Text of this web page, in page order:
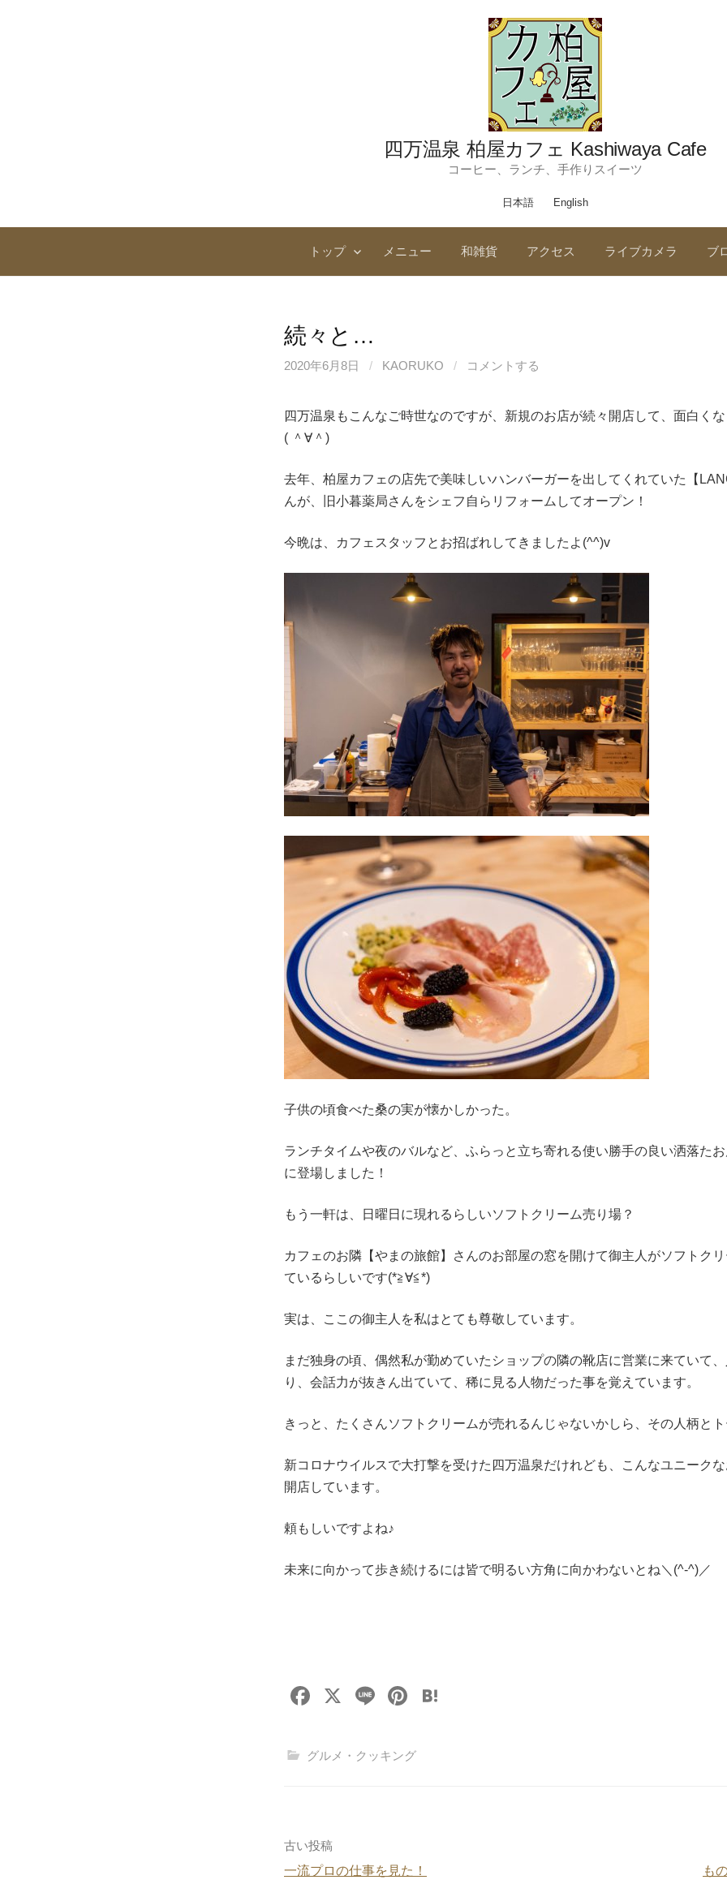
四万温泉 柏屋カフェ Kashiwaya Cafe
コーヒー、ランチ、手作りスイーツ
日本語 English
トップ メニュー 和雑貨 アクセス ライブカメラ ブ
続々と…
2020年6月8日 / KAORUKO / コメントする
四万温泉もこんなご時世なのですが、新規のお店が続々開店して、面白く
( ＾∀＾)
去年、柏屋カフェの店先で美味しいハンバーガーを出してくれていた【
んが、旧小暮薬局さんをシェフ自らリフォームしてオープン！
今晩は、カフェスタッフとお招ばれしてきましたよ(^^)v
子供の頃食べた桑の実が懐かしかった。
ランチタイムや夜のバルなど、ふらっと立ち寄れる使い勝手の良い洒落た
に登場しました！
もう一軒は、日曜日に現れるらしいソフトクリーム売り場？
カフェのお隣【やまの旅館】さんのお部屋の窓を開けて御主人がソフトク
ているらしいです(*≧∀≦*)
実は、ここの御主人を私はとても尊敬しています。
まだ独身の頃、偶然私が勤めていたショップの隣の靴店に営業に来ていて
り、会話力が抜きん出ていて、稀に見る人物だった事を覚えています。
きっと、たくさんソフトクリームが売れるんじゃないかしら、その人柄とト
新コロナウイルスで大打撃を受けた四万温泉だけれども、こんなユニーク
開店しています。
頼もしいですよね♪
未来に向かって歩き続けるには皆で明るい方角に向かわないとね＼(^-^)／
F
c
o
k
X
Li
e
Pi
er
グルメ・クッキング
投
稿
古い投稿
一流プロの仕事を見た！
も